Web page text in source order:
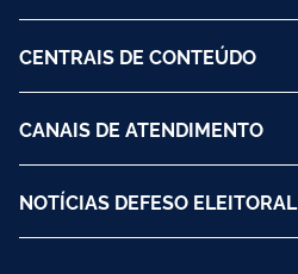
CENTRAIS DE CONTEÚDO
CANAIS DE ATENDIMENTO
NOTÍCIAS DEFESO ELEITORAL